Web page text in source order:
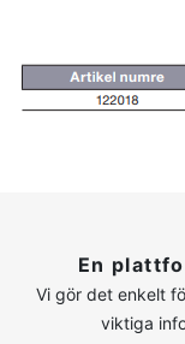
En
Vi gör det enkelt
viktiga